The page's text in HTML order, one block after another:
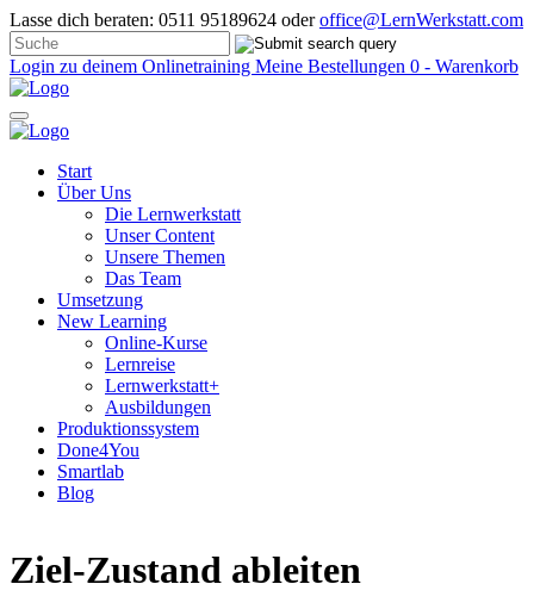
Lasse dich beraten: 0511 95189624 oderoffice@LernWerkstatt.com
Login zu deinem Onlinetraining Meine Bestellungen 0 - Warenkorb
Start
Über Uns
Die Lernwerkstatt
Unser Content
Unsere Themen
Das Team
Umsetzung
New Learning
Online-Kurse
Lernreise
Lernwerkstatt+
Ausbildungen
Produktionssystem
Done4You
Smartlab
Blog
Ziel-Zustand ableiten